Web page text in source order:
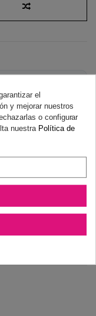
de tu compra, sin
el
y mejorar nuestros
o configurar
nuestra Política de